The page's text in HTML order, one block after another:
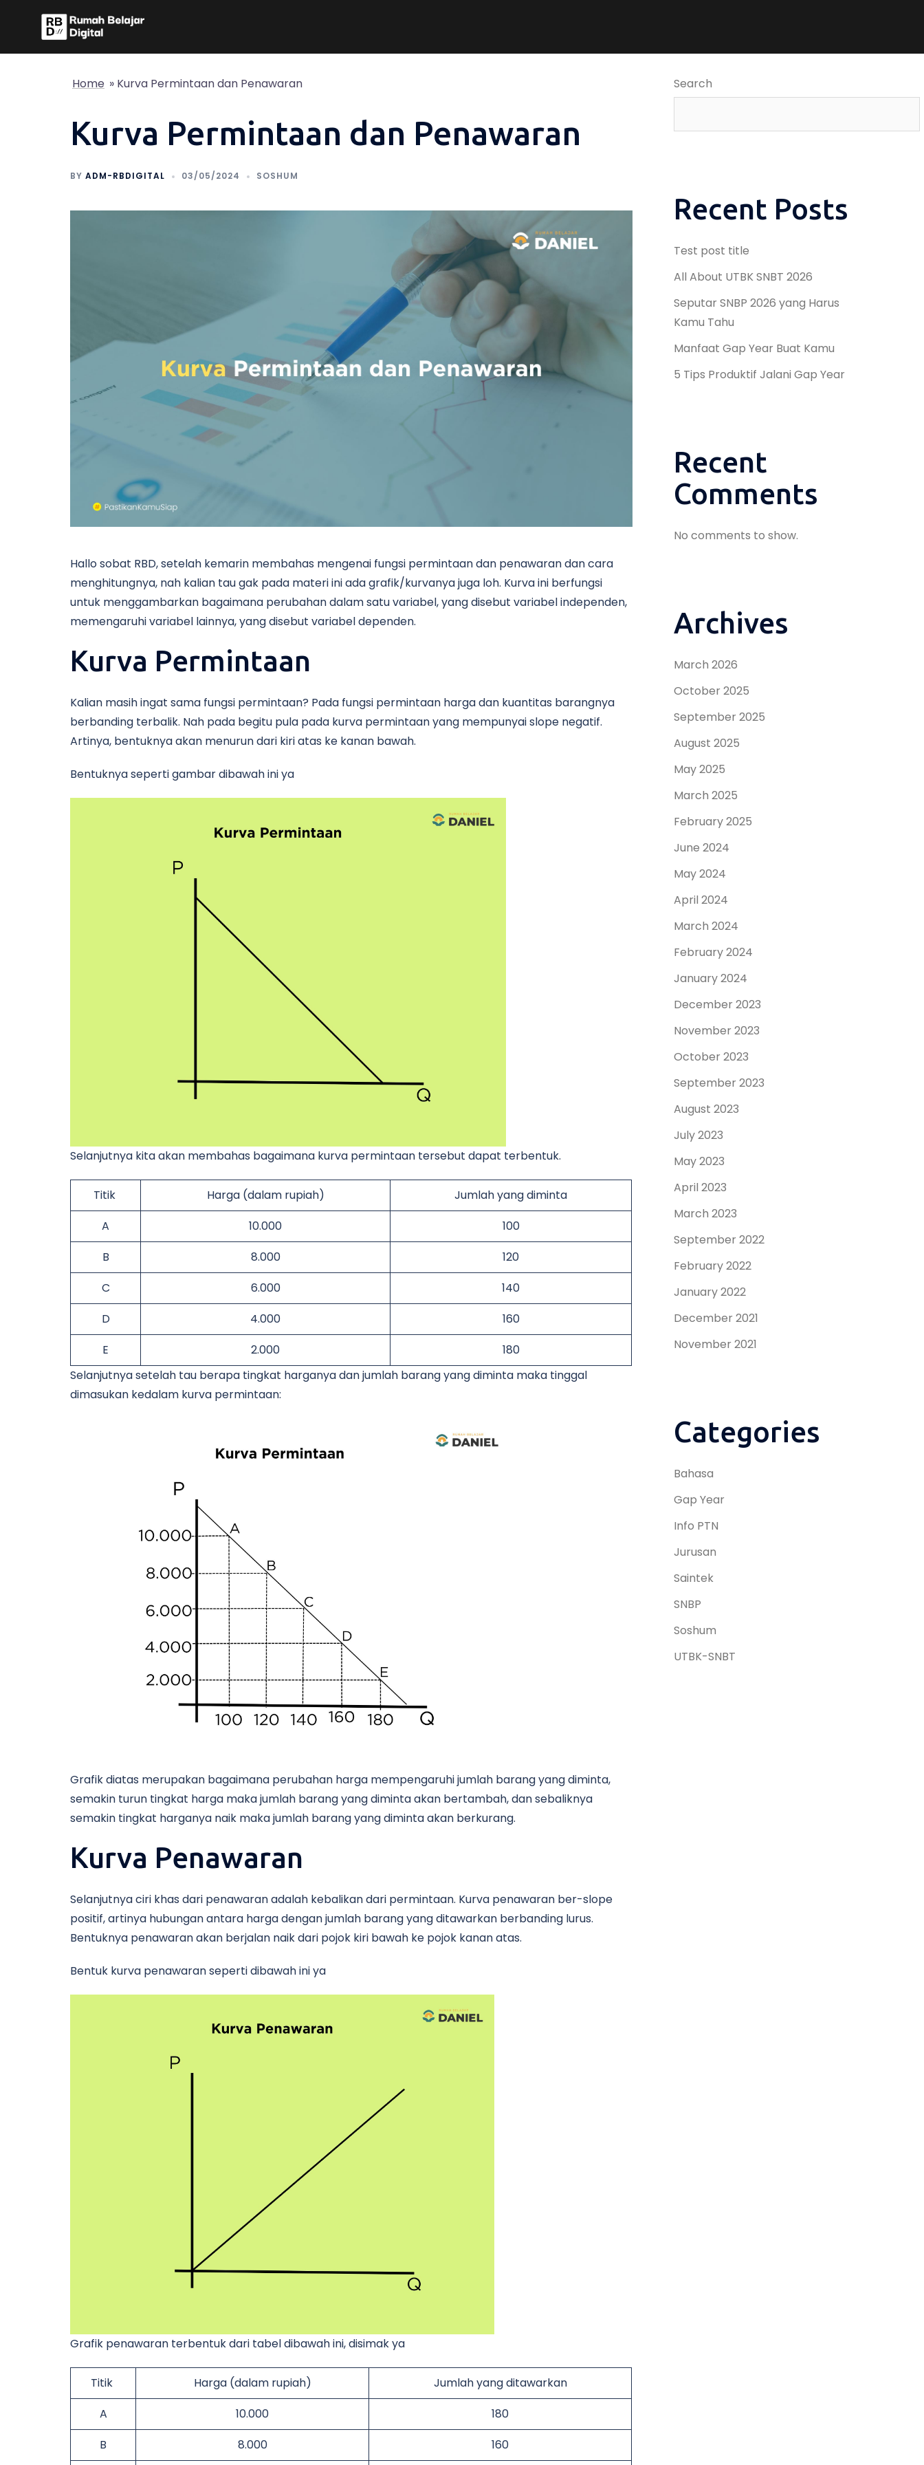
Home » Kurva Permintaan dan Penawaran
Kurva Permintaan dan Penawaran
BY ADM-RBDIGITAL 03/05/2024 SOSHUM
Hallo sobat RBD, setelah kemarin membahas mengenai fungsi permintaan dan penawaran dan cara
menghitungnya, nah kalian tau gak pada materi ini ada grafik/kurvanya juga loh. Kurva ini berfungsi
untuk menggambarkan bagaimana perubahan dalam satu variabel, yang disebut variabel independen,
memengaruhi variabel lainnya, yang disebut variabel dependen.
Kurva Permintaan
Kalian masih ingat sama fungsi permintaan? Pada fungsi permintaan harga dan kuantitas barangnya
berbanding terbalik. Nah pada begitu pula pada kurva permintaan yang mempunyai slope negatif.
Artinya, bentuknya akan menurun dari kiri atas ke kanan bawah.
Bentuknya seperti gambar dibawah ini ya
Selanjutnya kita akan membahas bagaimana kurva permintaan tersebut dapat terbentuk.
Titik Harga (dalam rupiah)
Jumlah yang diminta
A
10.000
100
B
8.000
120
C
6.000
140
D
4.000
160
E
2.000
180
Selanjutnya setelah tau berapa tingkat harganya dan jumlah barang yang diminta maka tinggal
dimasukan kedalam kurva permintaan:
Grafik diatas merupakan bagaimana perubahan harga mempengaruhi jumlah barang yang diminta,
semakin turun tingkat harga maka jumlah barang yang diminta akan bertambah, dan sebaliknya
semakin tingkat harganya naik maka jumlah barang yang diminta akan berkurang.
Kurva Penawaran
Selanjutnya ciri khas dari penawaran adalah kebalikan dari permintaan. Kurva penawaran ber-slope
positif, artinya hubungan antara harga dengan jumlah barang yang ditawarkan berbanding lurus.
Bentuknya penawaran akan berjalan naik dari pojok kiri bawah ke pojok kanan atas.
Bentuk kurva penawaran seperti dibawah ini ya
Grafik penawaran terbentuk dari tabel dibawah ini, disimak ya
Titik Harga (dalam rupiah)
Jumlah yang ditawarkan
A
10.000
180
B
8.000 160
Search
Recent Posts
Test post title
All About UTBK SNBT 2026
Seputar SNBP 2026 yang Harus
Kamu Tahu
Manfaat Gap Year Buat Kamu
5 Tips Produktif Jalani Gap Year
Recent
Comments
No comments to show.
Archives
March 2026
October 2025
September 2025
August 2025
May 2025
March 2025
February 2025
June 2024
May 2024
April 2024
March 2024
February 2024
January 2024
December 2023
November 2023
October 2023
September 2023
August 2023
July 2023
May 2023
April 2023
March 2023
September 2022
February 2022
January 2022
December 2021
November 2021
Categories
Bahasa
Gap Year
Info PTN
Jurusan
Saintek
SNBP
Soshum
UTBK-SNBT